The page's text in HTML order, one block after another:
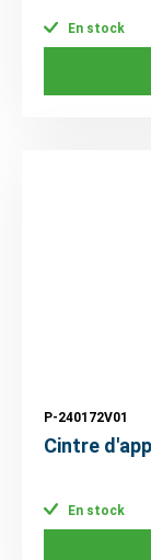
En stock
P-240172V01
Cintre
En stock